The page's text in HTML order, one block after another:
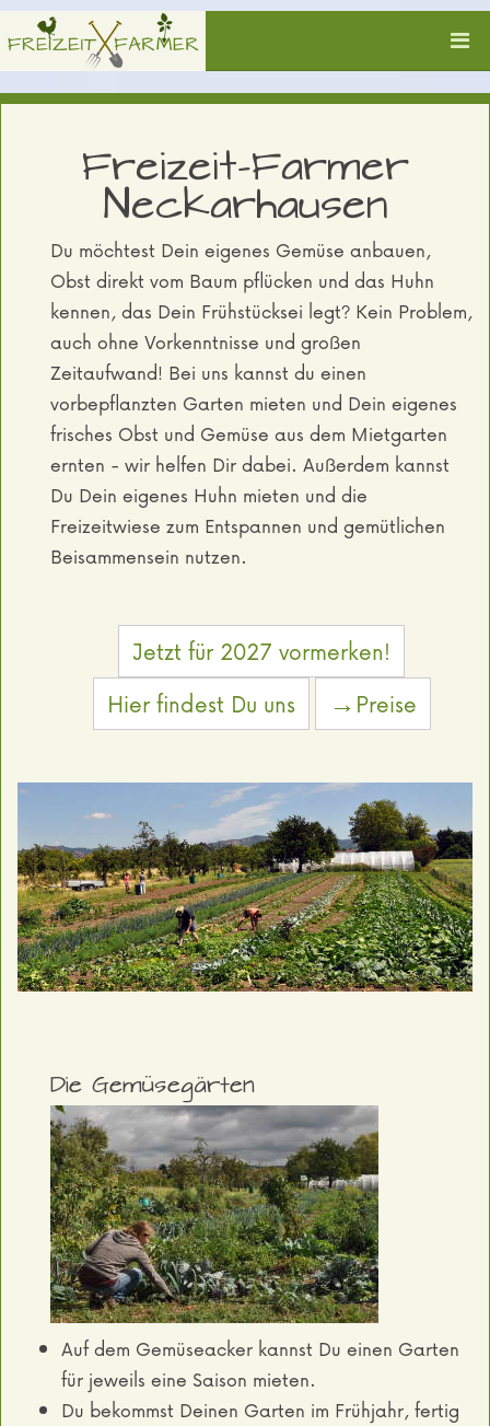
Freizeit-Farmer
Neckarhausen
Du möchtest Dein eigenes Gemüse anbauen,
Obst direkt vom Baum pflücken und das Huhn
kennen, das Dein Frühstücksei legt? Kein Problem,
auch ohne Vorkenntnisse und großen
Zeitaufwand! Bei uns kannst du einen
vorbepflanzten Garten mieten und Dein eigenes
frisches Obst und Gemüse aus dem Mietgarten
ernten - wir helfen Dir dabei. Außerdem kannst
Du Dein eigenes Huhn mieten und die
Freizeitwiese zum Entspannen und gemütlichen
Beisammensein nutzen.
Jetzt für 2027 vormerken!
Hier findest Du uns
→Preise
Die Gemüsegärten
Auf dem Gemüseacker kannst Du einen Garten
für jeweils eine Saison mieten.
Du bekommst Deinen Garten im Frühjahr, fertig